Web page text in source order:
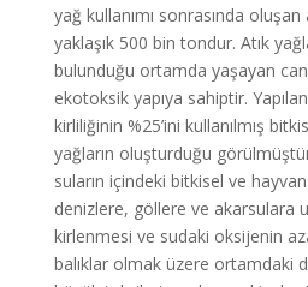
yağ kullanımı sonrasında oluşan
yaklaşık 500 bin tondur. Atık
bulunduğu ortamda yaşayan
ekotoksik yapıya sahiptir.
kirliliğinin %25’ini kullanılmış
yağların oluşturduğu
suların içindeki bitkisel ve
denizlere, göllere ve akarsulara
kirlenmesi ve sudaki oksijenin
balıklar olmak üzere ortamdaki